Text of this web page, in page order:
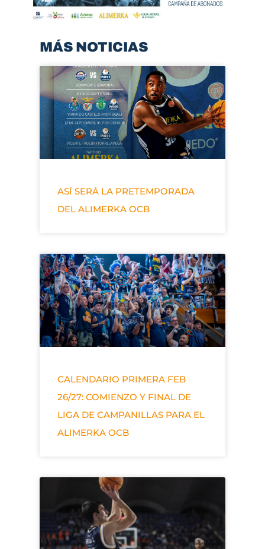
MÁS NOTICIAS
ASÍ SERÁ LA PRETEMPORADA
DEL ALIMERKA OCB
CALENDARIO PRIMERA FEB
26/27: COMIENZO Y FINAL DE
LIGA DE CAMPANILLAS PARA EL
ALIMERKA OCB